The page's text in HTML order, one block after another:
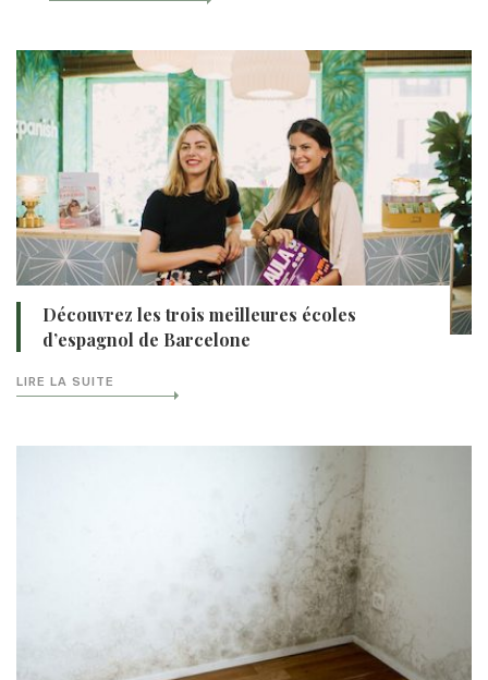
Découvrez les trois meilleures écoles
d’espagnol de Barcelone
LIRE LA SUITE